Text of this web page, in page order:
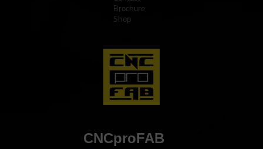
Brochure
Shop
CNCproFAB